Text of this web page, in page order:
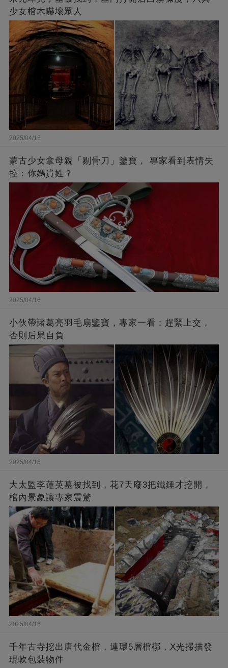
少女棺木嚇壞眾人
2025/04/16
蒙古少女拿母親「剔骨刀」鑒寶， 專家看到表情失
控：你媽貴姓？
2025/04/16
小伙帶諸葛亮羽毛扇鑒寶，專家一看：趕緊上交，
否則后果自負
2025/04/16
大太監李蓮英墓被找到，花7天廢3把鐵錘才挖開，
棺內景象讓專家震驚
2025/04/16
千年古寺挖出唐代金棺，連環5層棺槨，X光掃描發
現軟包裝物件